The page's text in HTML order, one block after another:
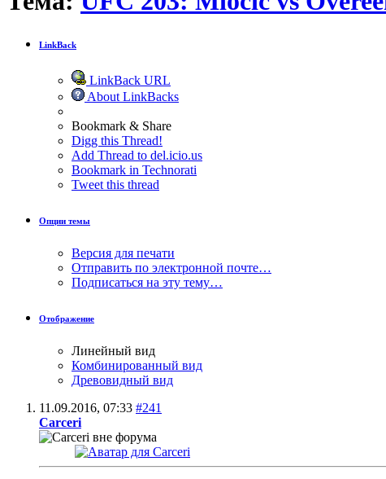
LinkBack
LinkBack URL
About LinkBacks
Bookmark & Share
Digg this Thread!
Add Thread to del.icio.us
Bookmark in Technorati
Tweet this thread
Опции темы
Версия для печати
Отправить по электронной почте…
Подписаться на эту тему…
Отображение
Линейный вид
Комбинированный вид
Древовидный вид
11.09.2016, 07:33 #241
Carceri